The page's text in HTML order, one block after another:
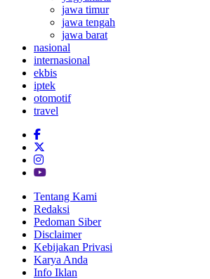
jawa timur
jawa tengah
jawa barat
nasional
internasional
ekbis
iptek
otomotif
travel
Tentang Kami
Redaksi
Pedoman Siber
Disclaimer
Kebijakan Privasi
Karya Anda
Info Iklan